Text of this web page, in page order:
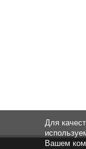
Для
Вашем